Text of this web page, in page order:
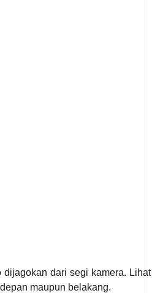
dijagokan dari segi kamera. Lihat
maupun belakang.